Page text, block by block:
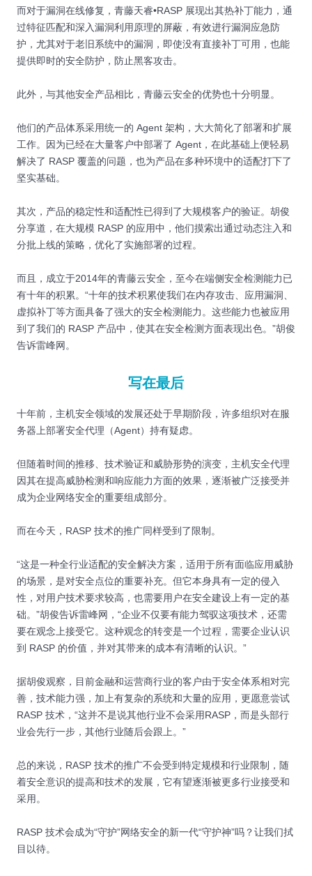
而对于漏洞在线修复，青藤天睿•RASP 展现出其热补丁能力，通
过特征匹配和深入漏洞利用原理的屏蔽，有效进行漏洞应急防
护，尤其对于老旧系统中的漏洞，即使没有直接补丁可用，也能
提供即时的安全防护，防止黑客攻击。
此外，与其他安全产品相比，青藤云安全的优势也十分明显。
他们的产品体系采用统一的 Agent 架构，大大简化了部署和扩展
工作。因为已经在大量客户中部署了 Agent，在此基础上便轻易
解决了 RASP 覆盖的问题，也为产品在多种环境中的适配打下了
坚实基础。
其次，产品的稳定性和适配性已得到了大规模客户的验证。胡俊
分享道，在大规模 RASP 的应用中，他们摸索出通过动态注入和
分批上线的策略，优化了实施部署的过程。
而且，成立于2014年的青藤云安全，至今在端侧安全检测能力已
有十年的积累。“十年的技术积累使我们在内存攻击、应用漏洞、
虚拟补丁等方面具备了强大的安全检测能力。这些能力也被应用
到了我们的 RASP 产品中，使其在安全检测方面表现出色。”胡俊
告诉雷峰网。
写在最后
十年前，主机安全领域的发展还处于早期阶段，许多组织对在服
务器上部署安全代理（Agent）持有疑虑。
但随着时间的推移、技术验证和威胁形势的演变，主机安全代理
因其在提高威胁检测和响应能力方面的效果，逐渐被广泛接受并
成为企业网络安全的重要组成部分。
而在今天，RASP 技术的推广同样受到了限制。
“这是一种全行业适配的安全解决方案，适用于所有面临应用威胁
的场景，是对安全点位的重要补充。但它本身具有一定的侵入
性，对用户技术要求较高，也需要用户在安全建设上有一定的基
础。”胡俊告诉雷峰网，“企业不仅要有能力驾驭这项技术，还需
要在观念上接受它。这种观念的转变是一个过程，需要企业认识
到 RASP 的价值，并对其带来的成本有清晰的认识。”
据胡俊观察，目前金融和运营商行业的客户由于安全体系相对完
善，技术能力强，加上有复杂的系统和大量的应用，更愿意尝试
RASP 技术，“这并不是说其他行业不会采用RASP，而是头部行
业会先行一步，其他行业随后会跟上。”
总的来说，RASP 技术的推广不会受到特定规模和行业限制，随
着安全意识的提高和技术的发展，它有望逐渐被更多行业接受和
采用。
RASP 技术会成为“守护”网络安全的新一代“守护神”吗？让我们拭
目以待。